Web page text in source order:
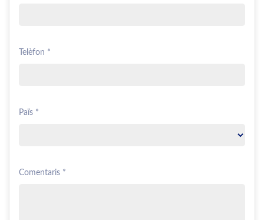
Telèfon *
Païs *
Comentaris *